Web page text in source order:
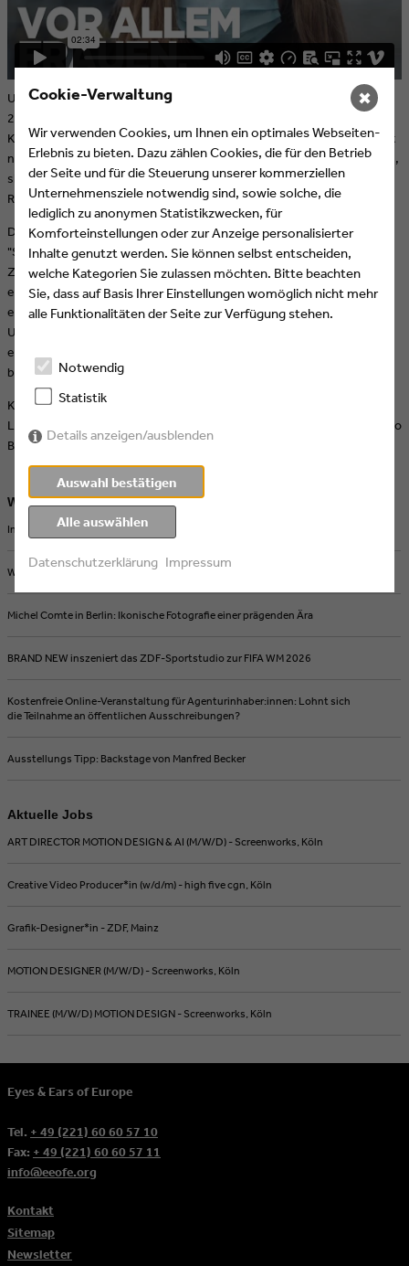
Um die Vorfreude auf die 26. Internationalen EYES & EARS Awards
2024 zu steigern, präsentieren wir die Sieger-Kampagnen der
Kategorie "Best cases in a worst case crisis" aus 2021 bis 2023. Nicht
nur, dass uns diese Beiträge inhaltlich noch immer aktuell erscheinen,
sie zeigen auch, wie Kreativität und Resilienz zu wichtigen
Ressourcen in Zeiten immer wiederkehrender Krisen werden.
Den Anfang machen wir mit der 2021 ausgezeichneten Kampagne
"Schweigen macht schutzlos" von Seven.One AdFactory in
Zusammenarbeit mit Weisser Ring e.V.. Die Kampagne wies
eindrucksvoll auf häusliche Gewalt während der Pandemie hin und
erhöhte die Aufmerksamkeit für Opferhilfe. Mit prominenter
Unterstützung und crossmedialen Aktionen wurden Betroffene
ermutigt, Hilfe zu suchen. Ein echter Wachrüttler, wie die Jury
betonte.
Kreativ-Team: Tom Schwarz, Daniel Koller, Friedrich-Paul Spielhagen,
Leo Gammler, Stephan Beyschlag, Ricarda Theis, Björn Mager, Tomaso
Baldessarini.
Weitere Artikel
Intermission Film joins Eyes & Ears of Europe
Wie KI und Streaming Medienproduktionen verändern
Michel Comte in Berlin: Ikonische Fotografie einer prägenden Ära
BRAND NEW inszeniert das ZDF-Sportstudio zur FIFA WM 2026
Kostenfreie Online-Veranstaltung für Agenturinhaber:innen: Lohnt sich
die Teilnahme an öffentlichen Ausschreibungen?
Ausstellungs Tipp: Backstage von Manfred Becker
Aktuelle Jobs
ART DIRECTOR MOTION DESIGN & AI (M/W/D) - Screenworks, Köln
Creative Video Producer*in (w/d/m) - high five cgn, Köln
Grafik-Designer*in - ZDF, Mainz
MOTION DESIGNER (M/W/D) - Screenworks, Köln
TRAINEE (M/W/D) MOTION DESIGN - Screenworks, Köln
Eyes & Ears of Europe
Tel. + 49 (221) 60 60 57 10
Fax: + 49 (221) 60 60 57 11
info@eeofe.org
Kontakt
Sitemap
Newsletter
Cookie-Verwaltung
Wir verwenden Cookies, um Ihnen ein optimales Webseiten-
Erlebnis zu bieten. Dazu zählen Cookies, die für den Betrieb
der Seite und für die Steuerung unserer kommerziellen
Unternehmensziele notwendig sind, sowie solche, die
lediglich zu anonymen Statistikzwecken, für
Komforteinstellungen oder zur Anzeige personalisierter
Inhalte genutzt werden. Sie können selbst entscheiden,
welche Kategorien Sie zulassen möchten. Bitte beachten
Sie, dass auf Basis Ihrer Einstellungen womöglich nicht mehr
alle Funktionalitäten der Seite zur Verfügung stehen.
Notwendig
Statistik
Details anzeigen/ausblenden
Auswahl bestätigen
Alle auswählen
Datenschutzerklärung Impressum
✖